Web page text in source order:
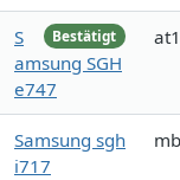
Bestätigt
S
amsung SGH
e747
Samsung sgh
i717